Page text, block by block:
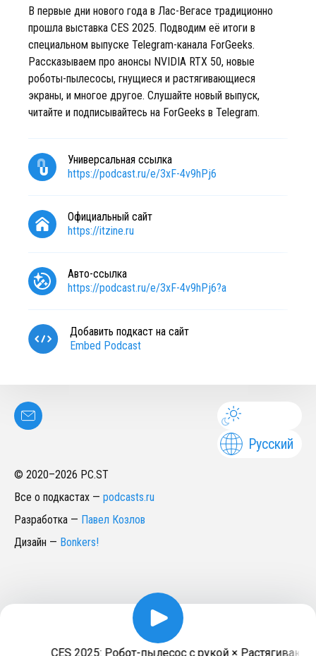
В первые дни нового года в Лас-Вегасе традиционно
прошла выставка CES 2025. Подводим её итоги в
специальном выпуске Telegram-канала ForGeeks.
Рассказываем про анонсы NVIDIA RTX 50, новые
роботы-пылесосы, гнущиеся и растягивающиеся
экраны, и многое другое. Слушайте новый выпуск,
читайте и подписывайтесь на ForGeeks в Telegram.​
Универсальная ссылка
https://podcast.ru/e/3xF-4v9hPj6
Официальный сайт
https://itzine.ru
Авто-ссылка
https://podcast.ru/e/3xF-4v9hPj6?a
Добавить подкаст на сайт
Embed Podcast
Русский
© 2020–2026 PC.ST
Все о подкастах — podcasts.ru
Разработка — Павел Козлов
Дизайн — Bonkers!
CES 2025: Робот-пылесос с рукой ×